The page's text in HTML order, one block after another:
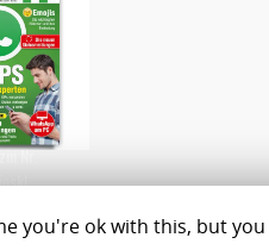
Nr.
you're ok with this, but